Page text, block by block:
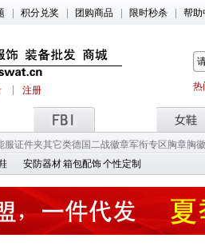
积分兑奖 团购商品 限时秒杀 帮助
注册 热
服证件夹其它类德国二战徽章军衔专区 胸章胸
安防器材箱包配饰个性定制